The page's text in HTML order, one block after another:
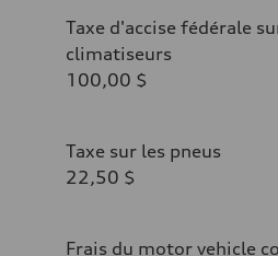
Taxe d'accise fédérale
climatiseurs
100,00 $
Taxe sur les pneus
22,50 $
Frais du motor vehicle